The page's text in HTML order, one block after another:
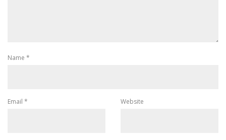
Name *
Email * Website